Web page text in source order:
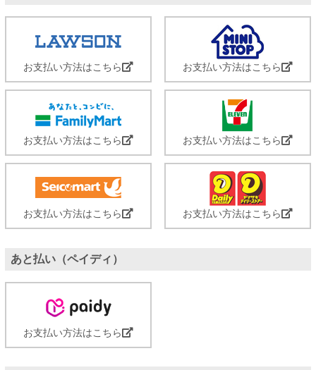
お支払い方法はこちら お支払い方法はこちら
お支払い方法はこちら お支払い方法はこちら
お支払い方法はこちら お支払い方法はこちら
あと払い（ペイディ）
お支払い方法はこちら